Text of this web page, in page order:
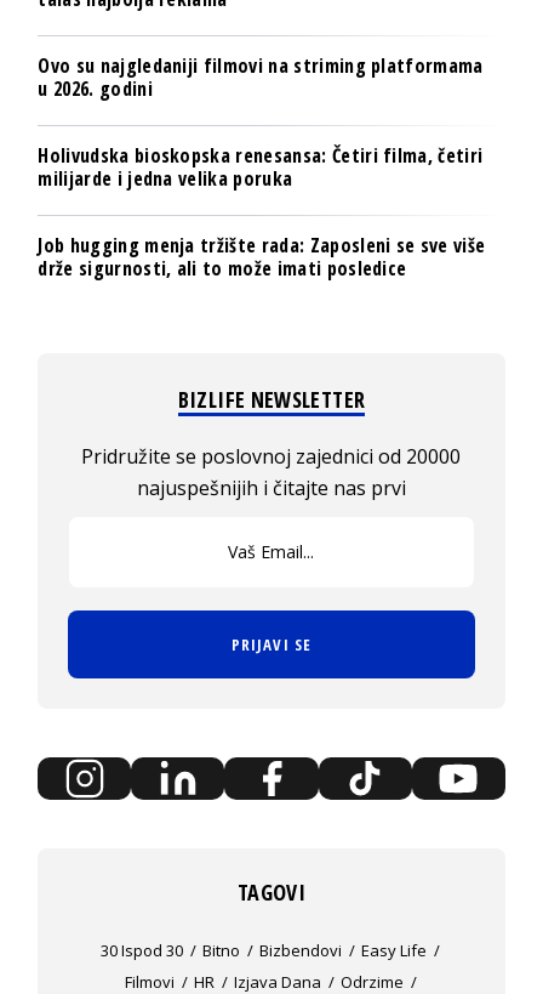
Ovo su najgledaniji filmovi na striming platformama
u 2026. godini
Holivudska bioskopska renesansa: Četiri filma, četiri
milijarde i jedna velika poruka
Job hugging menja tržište rada: Zaposleni se sve više
drže sigurnosti, ali to može imati posledice
BIZLIFE NEWSLETTER
Pridružite se poslovnoj zajednici od 20000
najuspešnijih i čitajte nas prvi
PRIJAVI SE
TAGOVI
30 Ispod 30 Bitno Bizbendovi
Easy Life
Filmovi
HR Izjava Dana
Odrzime